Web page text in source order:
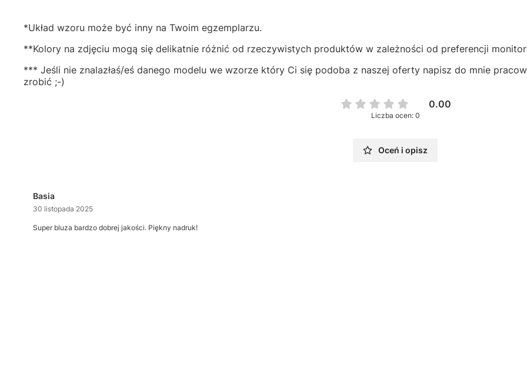
*Układ wzoru może być inny na Twoim egzemplarzu.
**Kolory na zdjęciu mogą się delikatnie różnić od rzeczywistych produktów w zależności od preferencji
*** Jeśli nie znalazłaś/eś danego modelu we wzorze który Ci się podoba z naszej oferty napisz do mnie
zrobić ;-)
0.00
Liczba ocen: 0
Oceń i opisz
Basia
30 listopada 2025
Super bluza bardzo dobrej jakości. Piękny nadruk!